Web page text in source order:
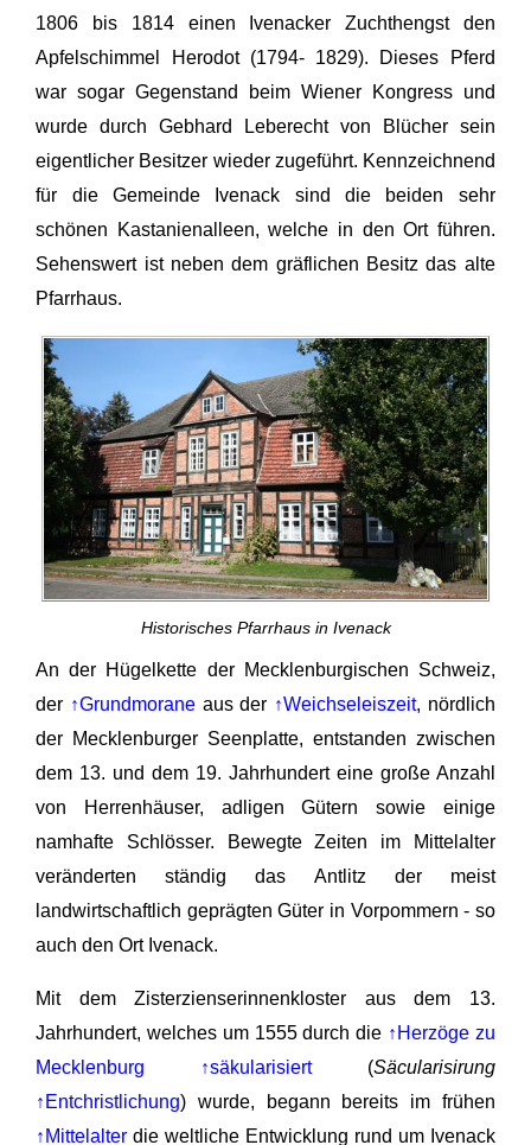
1806 bis 1814 einen Ivenacker Zuchthengst den
Apfelschimmel Herodot (1794- 1829). Dieses Pferd
war sogar Gegenstand beim Wiener Kongress und
wurde durch Gebhard Leberecht von Blücher sein
eigentlicher Besitzer wieder zugeführt. Kennzeichnend
für die Gemeinde Ivenack sind die beiden sehr
schönen Kastanienalleen, welche in den Ort führen.
Sehenswert ist neben dem gräflichen Besitz das alte
Pfarrhaus.
Historisches Pfarrhaus in Ivenack
An der Hügelkette der Mecklenburgischen Schweiz,
der ↑Grundmorane aus der ↑Weichseleiszeit, nördlich
der Mecklenburger Seenplatte, entstanden zwischen
dem 13. und dem 19. Jahrhundert eine große Anzahl
von Herrenhäuser, adligen Gütern sowie einige
namhafte Schlösser. Bewegte Zeiten im Mittelalter
veränderten ständig das Antlitz der meist
landwirtschaftlich geprägten Güter in Vorpommern - so
auch den Ort Ivenack.
Mit dem Zisterzienserinnenkloster aus dem 13.
Jahrhundert, welches um 1555 durch die ↑Herzöge zu
Mecklenburg
↑säkularisiert(Säcularisirung
↑Entchristlichung) wurde, begann bereits im frühen
↑Mittelalter die weltliche Entwicklung rund um Ivenack